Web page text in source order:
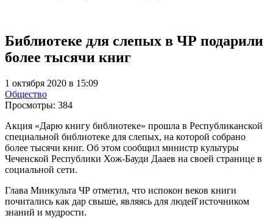
Библиотеке для слепых в ЧР подарили
более тысячи книг
1 октября 2020 в 15:09
Общество
Просмотры: 384
Акция «Дарю книгу библиотеке» прошла в Республиканской
специальной библиотеке для слепых, на которой собрано
более тысячи книг. Об этом сообщил министр культуры
Чеченской Республики Хож-Бауди Дааев на своей странице в
социальной сети.
Глава Минкульта ЧР отметил, что испокон веков книги
почитались как дар свыше, являясь для людей̆ источником
знаний и мудрости.